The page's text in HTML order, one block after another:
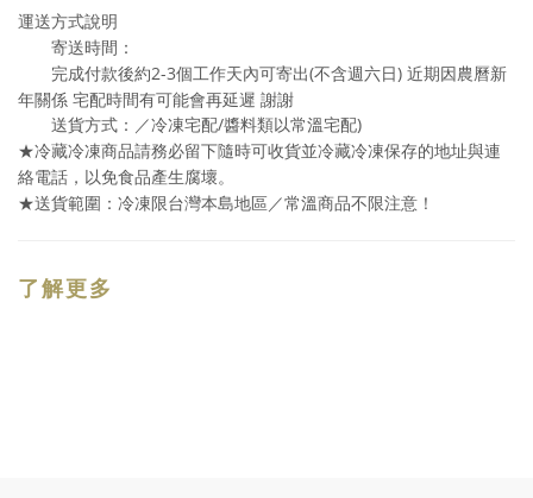
運送方式說明
寄送時間：
完成付款後約2-3個工作天內可寄出(不含週六日 ) 近期因農曆新
年關係 宅配時間有可能會再延遲 謝謝
送貨方式：／冷凍宅配/醬料類以常溫宅配)
★冷藏冷凍商品請務必留下隨時可收貨並冷藏冷凍保存的地址與連
絡電話，以免食品產生腐壞。
★送貨範圍：冷凍限台灣本島地區／常溫商品不限注意！
了解更多